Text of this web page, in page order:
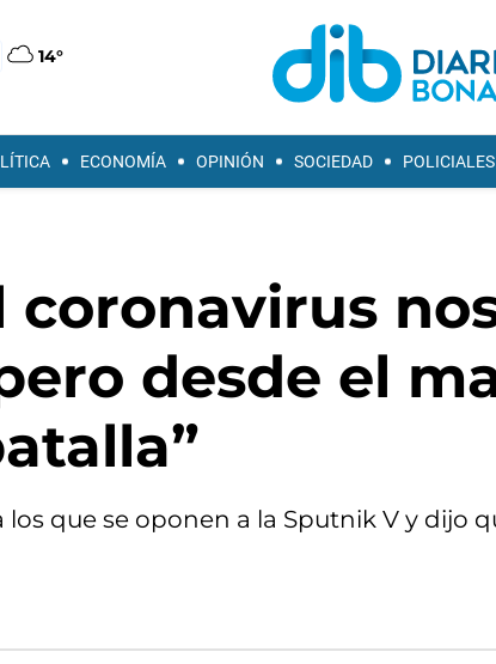
14°
ECONOMÍA OPINIÓN SOCIEDAD POLICIALES
coronavirus
desde el
que se oponen a la Sputnik V y dijo